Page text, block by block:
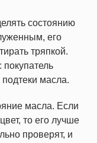
состоянию
его
тряпкой.
масла.
масла. Если
то его лучше
проверят, и